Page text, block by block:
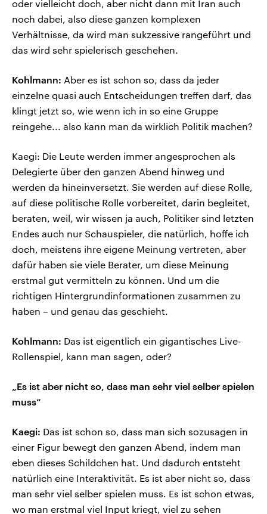
oder vielleicht doch, aber nicht dann mit Iran auch
noch dabei, also diese ganzen komplexen
Verhältnisse, da wird man sukzessive rangeführt und
das wird sehr spielerisch geschehen.
Kohlmann: Aber es ist schon so, dass da jeder
einzelne quasi auch Entscheidungen treffen darf, das
klingt jetzt so, wie wenn ich in so eine Gruppe
reingehe... also kann man da wirklich Politik machen?
Kaegi: Die Leute werden immer angesprochen als
Delegierte über den ganzen Abend hinweg und
werden da hineinversetzt. Sie werden auf diese Rolle,
auf diese politische Rolle vorbereitet, darin begleitet,
beraten, weil, wir wissen ja auch, Politiker sind letzten
Endes auch nur Schauspieler, die natürlich, hoffe ich
doch, meistens ihre eigene Meinung vertreten, aber
dafür haben sie viele Berater, um diese Meinung
erstmal gut vermitteln zu können. Und um die
richtigen Hintergrundinformationen zusammen zu
haben – und genau das geschieht.
Kohlmann: Das ist eigentlich ein gigantisches Live-
Rollenspiel, kann man sagen, oder?
„Es ist aber nicht so, dass man sehr viel selber spielen
muss“
Kaegi: Das ist schon so, dass man sich sozusagen in
einer Figur bewegt den ganzen Abend, indem man
eben dieses Schildchen hat. Und dadurch entsteht
natürlich eine Interaktivität. Es ist aber nicht so, dass
man sehr viel selber spielen muss. Es ist schon etwas,
wo man erstmal viel Input kriegt, viel zu sehen